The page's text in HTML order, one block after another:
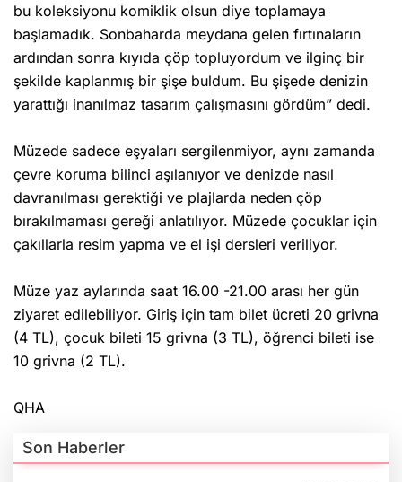
bu koleksiyonu komiklik olsun diye toplamaya
başlamadık. Sonbaharda meydana gelen fırtınaların
ardından sonra kıyıda çöp topluyordum ve ilginç bir
şekilde kaplanmış bir şişe buldum. Bu şişede denizin
yarattığı inanılmaz tasarım çalışmasını gördüm” dedi.
Müzede sadece eşyaları sergilenmiyor, aynı zamanda
çevre koruma bilinci aşılanıyor ve denizde nasıl
davranılması gerektiği ve plajlarda neden çöp
bırakılmaması gereği anlatılıyor. Müzede çocuklar için
çakıllarla resim yapma ve el işi dersleri veriliyor.
Müze yaz aylarında saat 16.00 -21.00 arası her gün
ziyaret edilebiliyor. Giriş için tam bilet ücreti 20 grivna
(4 TL), çocuk bileti 15 grivna (3 TL), öğrenci bileti ise
10 grivna (2 TL).
QHA
Son Haberler